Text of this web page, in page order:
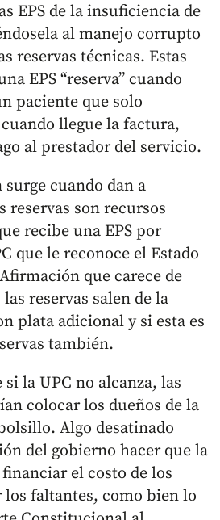
EPS de la insuficiencia de
al manejo corrupto
reservas técnicas. Estas
EPS “reserva” cuando
paciente que solo
llegue la factura,
al prestador del servicio.
cuando dan a
reservas son recursos
recibe una EPS por
que le reconoce el Estado
que carece de
reservas salen de la
plata adicional y si esta es
también.
si la UPC no alcanza, las
colocar los dueños de la
Algo desatinado
del gobierno hacer que la
el costo de los
faltantes, como bien lo